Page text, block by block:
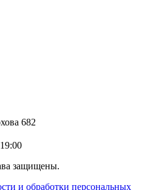
682
защищены.
и обработки персональных